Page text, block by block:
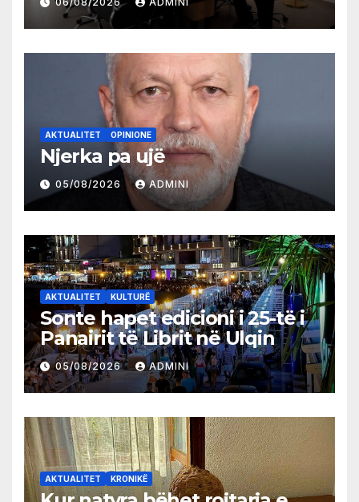
AKTUALITET OPINIONE
Njerka pa ujë
05/08/2026 ADMINI
AKTUALITET KULTURË
Sonte hapet edicioni i 25-të i
Panairit të Librit në Ulqin
05/08/2026 ADMINI
AKTUALITET KRONIKË